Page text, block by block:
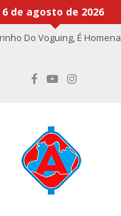
6 de agosto de 2026
Do Voguing, É
recuar
do CCC seguem
falha complexa na Oi
por furto de
Manaus
foi demitido do SBT após